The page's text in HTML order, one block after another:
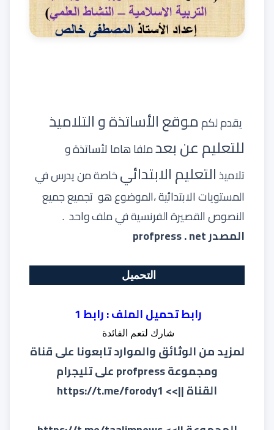
يقدم لكمموقع الأساتذة و التلاميذ
للتعليم عن بعدملفا هاما لأساتذة و
تلاميذالتعليم الابتدائيخاصة من يدرس في
المستويات الابتدائية،الموضوع هو تجميع جميع
النصوص القصيرة الفرنسية في ملف واحد .
المصدر profpress . net
التحميل
رابط تحميل الملف :رابط 1
شارك لتعم الفائدة
لمزيد من الوثائق والموارد تابعونا على قناة
ومجموعة profpress على تليجرام
القناة ||>> https://t.me/forody1